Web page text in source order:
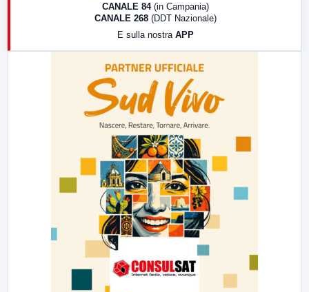
CANALE 84 (in Campania)
CANALE 268 (DDT Nazionale)
E sulla nostra APP